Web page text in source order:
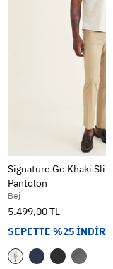
Signature Go Khaki
Pantolon
Bej
5.499,00 TL
SEPETTE %25